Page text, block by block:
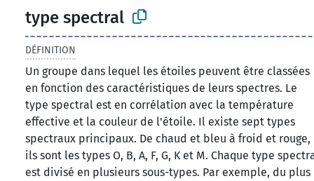
type spectral
DÉFINITION
Un groupe dans lequel les étoiles peuvent être classées
en fonction des caractéristiques de leurs spectres. Le
type spectral est en corrélation avec la température
effective et la couleur de l'étoile. Il existe sept types
spectraux principaux. De chaud et bleu à froid et rouge,
ils sont les types O, B, A, F, G, K et M. Chaque type
est divisé en plusieurs sous-types. Par exemple, du plus